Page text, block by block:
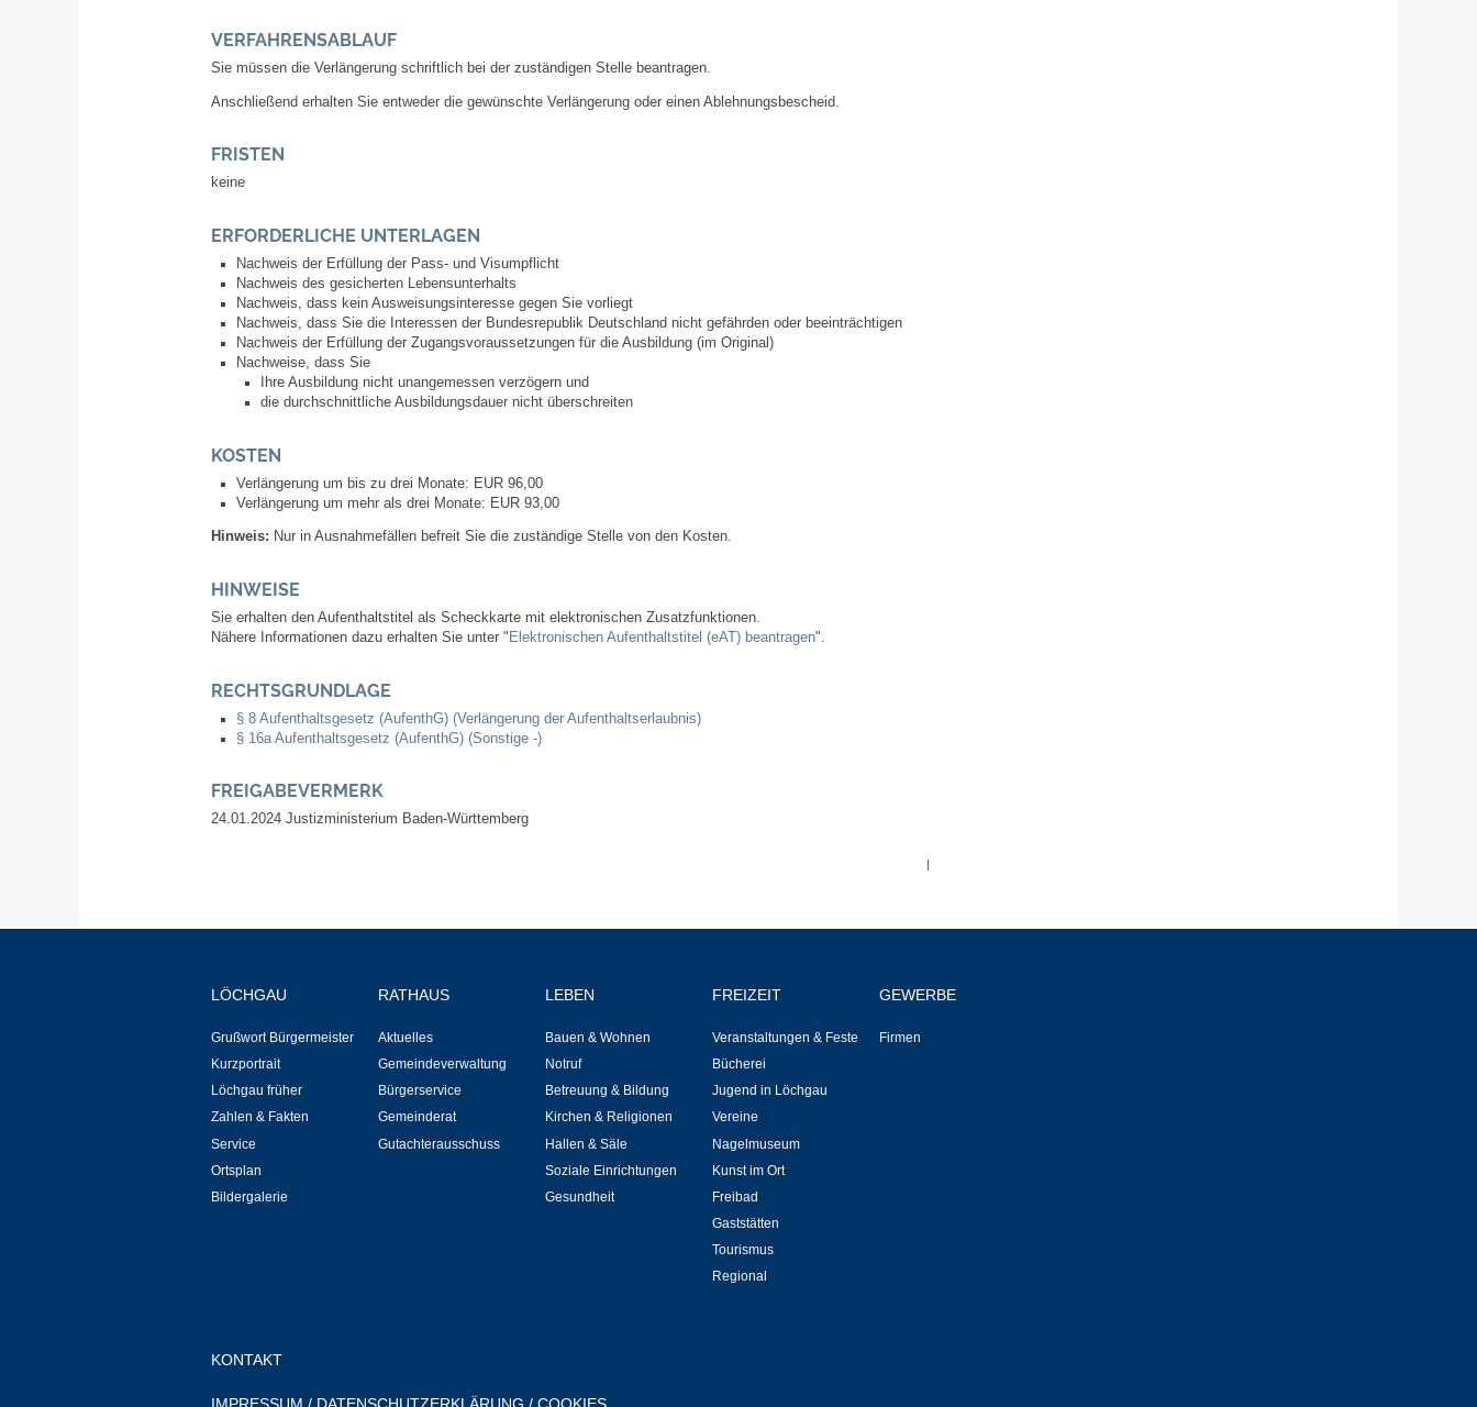
Bürgerservice
Gutachterausschuss
Leben
Bebauungspläne
Betreuung & Bildung
Kirchen & Religionen
Evangelische Kirchengemeinde
VERFAHRENSABLAUF
Sie müssen die Verlängerung schriftlich bei der zuständigen Stelle beantragen.
Anschließend erhalten Sie entweder die gewünschte Verlängerung oder einen Ablehnungsbescheid.
FRISTEN
keine
ERFORDERLICHE UNTERLAGEN
Nachweis der Erfüllung der Pass- und Visumpflicht
Nachweis des gesicherten Lebensunterhalts
Nachweis, dass kein Ausweisungsinteresse gegen Sie vorliegt
Nachweis, dass Sie die Interessen der Bundesrepublik Deutschland nicht gefährden oder beeinträchtigen
Nachweis der Erfüllung der Zugangsvoraussetzungen für die Ausbildung (im Original)
Nachweise, dass Sie
Ihre Ausbildung nicht unangemessen verzögern und
die durchschnittliche Ausbildungsdauer nicht überschreiten
KOSTEN
Verlängerung um bis zu drei Monate: EUR 96,00
Verlängerung um mehr als drei Monate: EUR 93,00
Hinweis: Nur in Ausnahmefällen befreit Sie die zuständige Stelle von den Kosten.
HINWEISE
Sie erhalten den Aufenthaltstitel als Scheckkarte mit elektronischen Zusatzfunktionen.
Nähere Informationen dazu erhalten Sie unter " Elektronischen Aufenthaltstitel (eAT) beantragen".
RECHTSGRUNDLAGE
§ 8 Aufenthaltsgesetz (AufenthG) (Verlängerung der Aufenthaltserlaubnis)
§ 16a Aufenthaltsgesetz (AufenthG) (Sonstige -)
FREIGABEVERMERK
24.01.2024 Justizministerium Baden-Württemberg
|
LÖCHGAU
Grußwort Bürgermeister
Kurzportrait
Löchgau früher
Zahlen & Fakten
Service
Ortsplan
Bildergalerie
RATHAUS
Aktuelles
Gemeindeverwaltung
Bürgerservice
Gemeinderat
Gutachterausschuss
LEBEN
Bauen & Wohnen
Notruf
Betreuung & Bildung
Kirchen & Religionen
Hallen & Säle
Soziale Einrichtungen
Gesundheit
FREIZEIT
Veranstaltungen & Feste
Bücherei
Jugend in Löchgau
Vereine
Nagelmuseum
Kunst im Ort
Freibad
Gaststätten
Tourismus
Regional
GEWERBE
Firmen
KONTAKT
IMPRESSUM / DATENSCHUTZERKLÄRUNG / COOKIES